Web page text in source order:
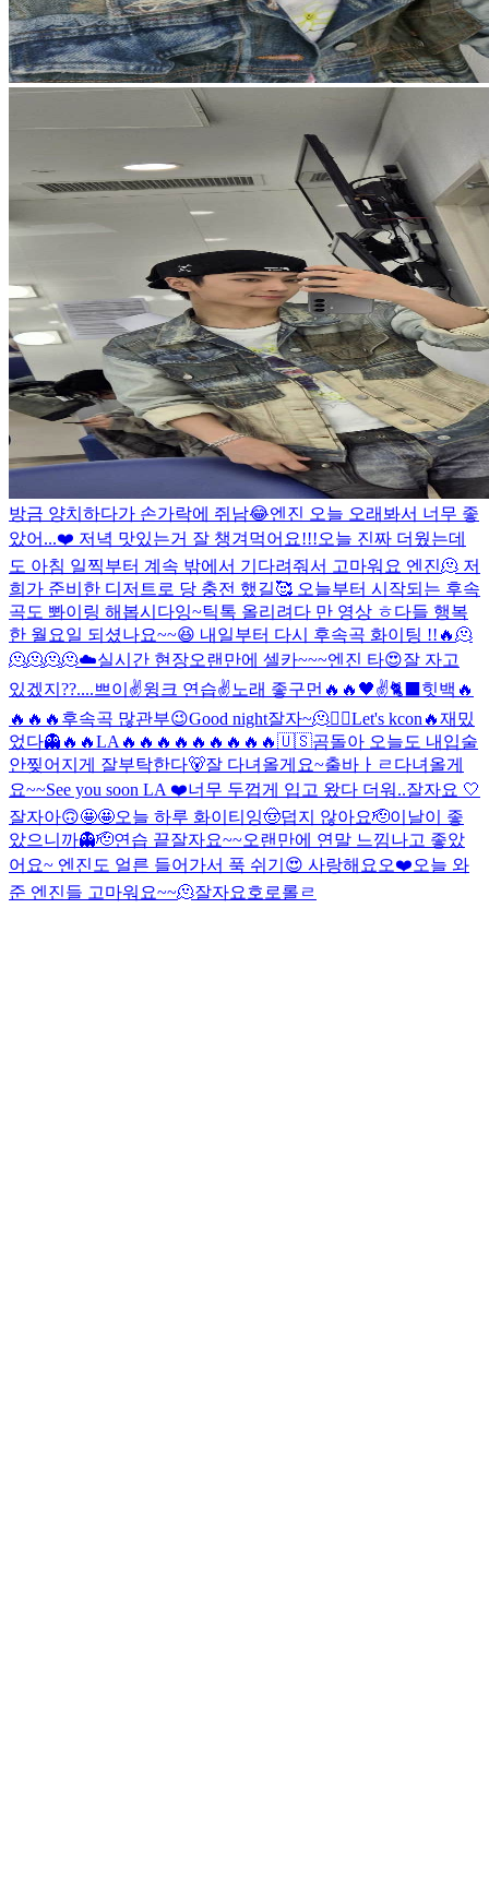
방금 양치하다가 손가락에 쥐남😂엔진 오늘 오래봐서 너무 좋
았어...❤️ 저녁 맛있는거 잘 챙겨먹어요!!!오늘 진짜 더웠는데
도 아침 일찍부터 계속 밖에서 기다려줘서 고마워요 엔진🫠 저
희가 준비한 디저트로 당 충전 했길🥰 오늘부터 시작되는 후속
곡도 뽜이링 해봅시다잉~틱톡 올리려다 만 영상 ㅎ다들 행복
한 월요일 되셨나요~~😆 내일부터 다시 후속곡 화이팅 !!🔥🫠
🫠🫠🫠🫠☁️실시간 현장오랜만에 셀카~~~엔진 타😍잘 자고
있겠지??....쁘이✌️윙크 연습✌️노래 좋구먼🔥🔥 🖤✌️🐈‍⬛ 힛백🔥
🔥🔥🔥 후속곡 많관부😉Good night잘자~🫠❤️‍🔥Let's kcon🔥재밌
었다👻 🔥🔥LA🔥🔥🔥🔥🔥🔥🔥🔥🔥🇺🇸곰돌아 오늘도 내입술
안찢어지게 잘부탁한다🐻잘 다녀올게요~출바ㅏㄹ 다녀올게
요~~See you soon LA ❤️너무 두껍게 입고 왔다 더워..잘자요 🤍
잘자아🙃🤩🤩오늘 하루 화이티잉🤠덥지 않아요🫡이날이 좋
았으니까👻🫡연습 끝잘자요~~오랜만에 연말 느낌나고 좋았
어요~ 엔진도 얼른 들어가서 푹 쉬기😍 사랑해요오❤️오늘 와
준 엔진들 고마워요~~🫠잘자요호로롤ㄹ